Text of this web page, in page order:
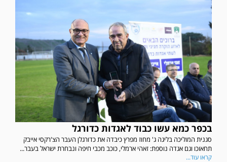
בכפר כמא עשו כבוד לאגדות כדורגל
סגנית המוליכה בליגה ג' מחוז מפרץ כיבדה את כדורגלן העבר הצ'רקסי אייבק
תחאוכו וגם אגדה נוספת: זאהי ארמלי, כוכב מכבי חיפה ונבחרת ישראל בעבר...
קראו עוד...